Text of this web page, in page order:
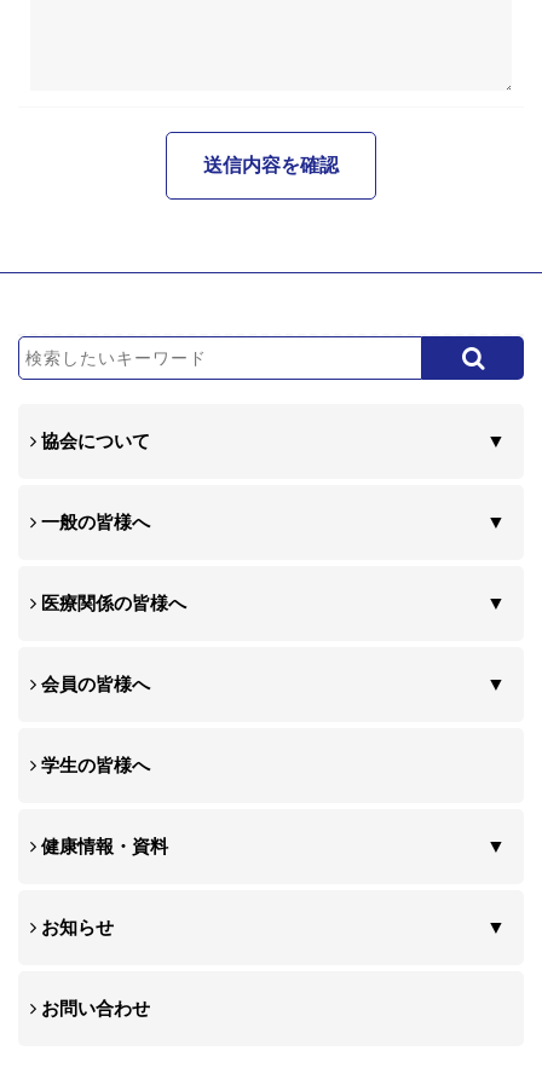
協会について
一般の皆様へ
医療関係の皆様へ
会員の皆様へ
学生の皆様へ
健康情報・資料
お知らせ
お問い合わせ